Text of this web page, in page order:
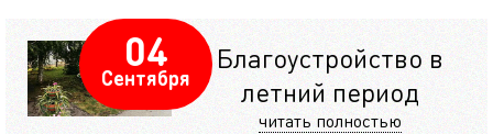
04
Сентября
Благоустройство в
летний период
читать полностью